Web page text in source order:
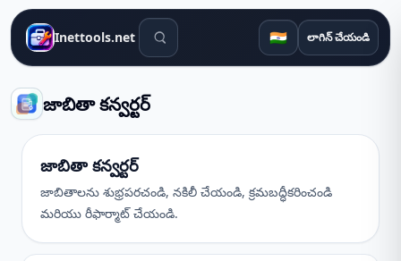
Inettools.net శోధన సాధనాలు 🇮🇳 లాగిన్ చేయండి
జాబితా కన్వర్టర్
జాబితా కన్వర్టర్
జాబితాలను శుభ్రపరచండి, నకిలీ చేయండి, క్రమబద్ధీకరించండి
మరియు రీఫార్మాట్ చేయండి.